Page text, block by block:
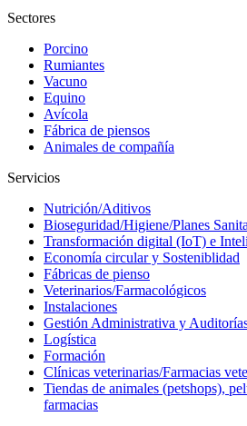
Sectores
Porcino
Rumiantes
Vacuno
Equino
Avícola
Fábrica de piensos
Animales de compañía
Servicios
Nutrición/Aditivos
Bioseguridad/Higiene/Planes
Transformación digital (IoT) e
Economía circular y Sosteniblidad
Fábricas de pienso
Veterinarios/Farmacológicos
Instalaciones
Gestión Administrativa y
Logística
Formación
Clínicas veterinarias/Farmacias
Tiendas de animales (petshops),
farmacias